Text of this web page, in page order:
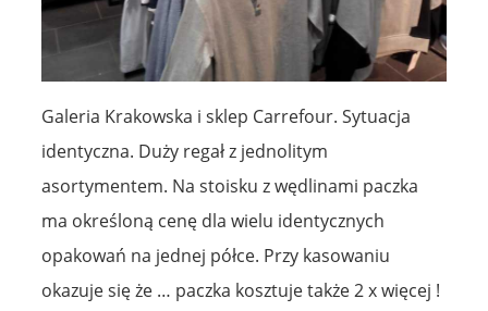
Galeria Krakowska i sklep Carrefour. Sytuacja
identyczna. Duży regał z jednolitym
asortymentem. Na stoisku z wędlinami paczka
ma określoną cenę dla wielu identycznych
opakowań na jednej półce. Przy kasowaniu
okazuje się że … paczka kosztuje także 2 x więcej !